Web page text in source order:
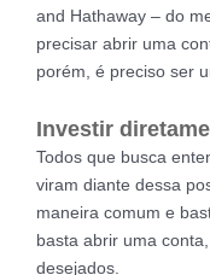
and Hathaway – do
precisar abrir uma
porém, é preciso ser
Investir
Todos que busca
viram diante dessa
maneira comum e
basta abrir uma
desejados.